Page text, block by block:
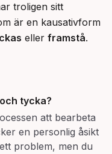
troligen sitt
är en kausativform
eller framstå.
och tycka?
att bearbeta
en personlig åsikt
problem, men du